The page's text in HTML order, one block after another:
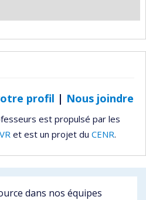
profil | Nous joindre
est propulsé par les
et est un projet du CENR.
dans nos équipes